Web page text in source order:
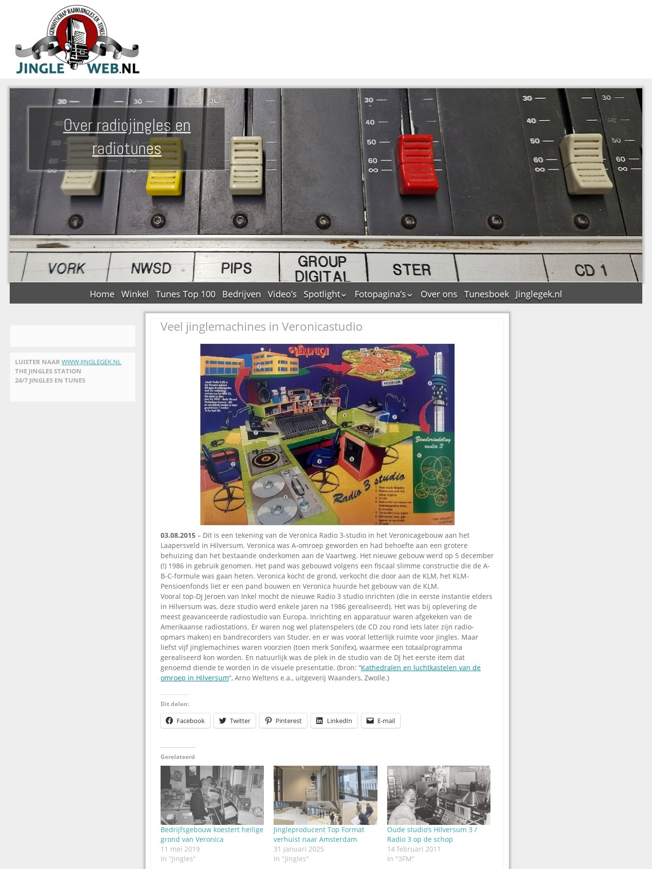
Over radiojingles en
radiotunes
Home Winkel Tunes Top 100 Bedrijven Video’s
Spotlight
De Tourflitsjingle –
wie zijn de makers?
Jingledemo’s en hun
tags
Dallas jingle city
De Tourtune
Ferry Maat 65
Ferry Maat interview
Jingle Awards
Jingle NIEUW
Omroepbanden
Stoomfluit Klaas
Vaak
Uitvinding
jinglecassette
Fotopagina’s
JAM in pictures
PAMS in pictures
Pepper & Tanner in
pictures
Top Format in
pictures
Dik Voormekaar in
foto’s
Over ons Tunesboek Jinglegek.nl
LUISTER NAAR WWW.JINGLEGEK.NL
THE JINGLES STATION
24/7 JINGLES EN TUNES
Veel jinglemachines in Veronicastudio
03.08.2015 – Dit is een tekening van de Veronica Radio 3-studio in het Veronicagebouw aan het
Laapersveld in Hilversum. Veronica was A-omroep geworden en had behoefte aan een grotere
behuizing dan het bestaande onderkomen aan de Vaartweg. Het nieuwe gebouw werd op 5 december
(!) 1986 in gebruik genomen. Het pand was gebouwd volgens een fiscaal slimme constructie die de A-
B-C-formule was gaan heten. Veronica kocht de grond, verkocht die door aan de KLM, het KLM-
Pensioenfonds liet er een pand bouwen en Veronica huurde het gebouw van de KLM.
Vooral top-DJ Jeroen van Inkel mocht de nieuwe Radio 3 studio inrichten (die in eerste instantie elders
in Hilversum was, deze studio werd enkele jaren na 1986 gerealiseerd). Het was bij oplevering de
meest geavanceerde radiostudio van Europa. Inrichting en apparatuur waren afgekeken van de
Amerikaanse radiostations. Er waren nog wel platenspelers (de CD zou rond iets later zijn radio-
opmars maken) en bandrecorders van Studer, en er was vooral letterlijk ruimte voor jingles. Maar
liefst vijf jinglemachines waren voorzien (toen merk Sonifex), waarmee een totaalprogramma
gerealiseerd kon worden. En natuurlijk was de plek in de studio van de DJ het eerste item dat
genoemd diende te worden in de visuele presentatie. (bron: “Kathedralen en luchtkastelen van de
omroep in Hilversum“, Arno Weltens e.a., uitgeverij Waanders, Zwolle.)
Dit delen:
Facebook Twitter Pinterest LinkedIn E-mail
Gerelateerd
Bedrijfsgebouw koestert heilige
grond van Veronica
11 mei 2019
In "Jingles"
Jingleproducent Top Format
verhuist naar Amsterdam
31 januari 2025
In "Jingles"
Oude studio’s Hilversum 3 /
Radio 3 op de schop
14 februari 2011
In "3FM"